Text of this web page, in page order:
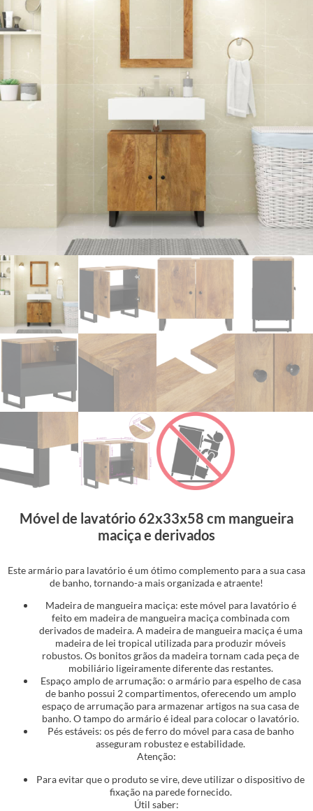
Móvel de lavatório 62x33x58 cm mangueira
maciça e derivados
Este armário para lavatório é um ótimo complemento para a sua casa
de banho, tornando-a mais organizada e atraente!
Madeira de mangueira maciça: este móvel para lavatório é
feito em madeira de mangueira maciça combinada com
derivados de madeira. A madeira de mangueira maciça é uma
madeira de lei tropical utilizada para produzir móveis
robustos. Os bonitos grãos da madeira tornam cada peça de
mobiliário ligeiramente diferente das restantes.
Espaço amplo de arrumação: o armário para espelho de casa
de banho possui 2 compartimentos, oferecendo um amplo
espaço de arrumação para armazenar artigos na sua casa de
banho. O tampo do armário é ideal para colocar o lavatório.
Pés estáveis: os pés de ferro do móvel para casa de banho
asseguram robustez e estabilidade.
Atenção:
Para evitar que o produto se vire, deve utilizar o dispositivo de
fixação na parede fornecido.
Útil saber: